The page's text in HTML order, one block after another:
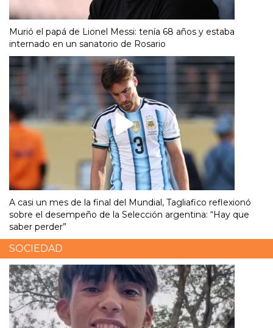
Murió el papá de Lionel Messi: tenía 68 años y estaba
internado en un sanatorio de Rosario
A casi un mes de la final del Mundial, Tagliafico reflexionó
sobre el desempeño de la Selección argentina: “Hay que
saber perder”
SOCIEDAD